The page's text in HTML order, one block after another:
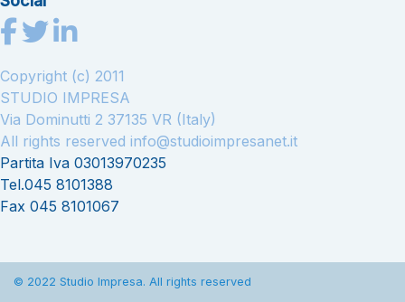
Copyright (c) 2011
STUDIO IMPRESA
Via Dominutti 2 37135 VR (Italy)
All rights reserved info@studioimpresanet.it
Partita Iva 03013970235
Tel.045 8101388
Fax 045 8101067
© 2022 Studio Impresa. All rights reserved